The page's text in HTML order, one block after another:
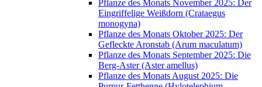
Pflanze des Monats November 2025: Der
Eingriffelige Weißdorn (Crataegus
monogyna)
Pflanze des Monats Oktober 2025: Der
Gefleckte Aronstab (Arum maculatum)
Pflanze des Monats September 2025: Die
Berg-Aster (Aster amellus)
Pflanze des Monats August 2025: Die